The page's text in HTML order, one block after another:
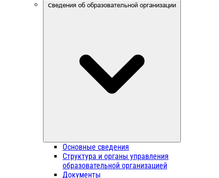
Сведения об образовательной организации
Основные сведения
Структура и органы управления
образовательной организацией
Документы